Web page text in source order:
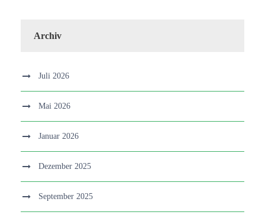
Archiv
Juli 2026
Mai 2026
Januar 2026
Dezember 2025
September 2025